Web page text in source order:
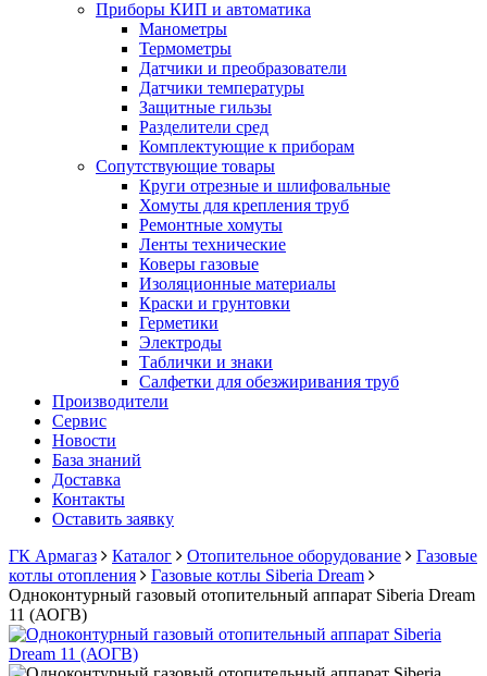
Приборы КИП и автоматика
Манометры
Термометры
Датчики и преобразователи
Датчики температуры
Защитные гильзы
Разделители сред
Комплектующие к приборам
Сопутствующие товары
Круги отрезные и шлифовальные
Хомуты для крепления труб
Ремонтные хомуты
Ленты технические
Коверы газовые
Изоляционные материалы
Краски и грунтовки
Герметики
Электроды
Таблички и знаки
Салфетки для обезжиривания труб
Производители
Сервис
Новости
База знаний
Доставка
Контакты
Оставить заявку
ГК Армагаз
Каталог Отопительное оборудование
Газовые
котлы отопления
Газовые котлы Siberia Dream
Одноконтурный газовый отопительный аппарат Siberia Dream
11 (АОГВ)